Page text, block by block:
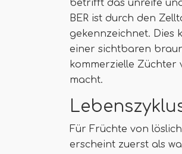
betrifft das unreife
BER ist durch den
gekennzeichnet. Dies
einer sichtbaren
kommerzielle
macht.
Für Früchte von
erscheint zuerst als